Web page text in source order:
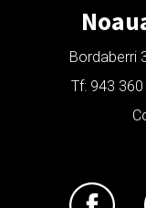
Bordaberri
Tf: 943